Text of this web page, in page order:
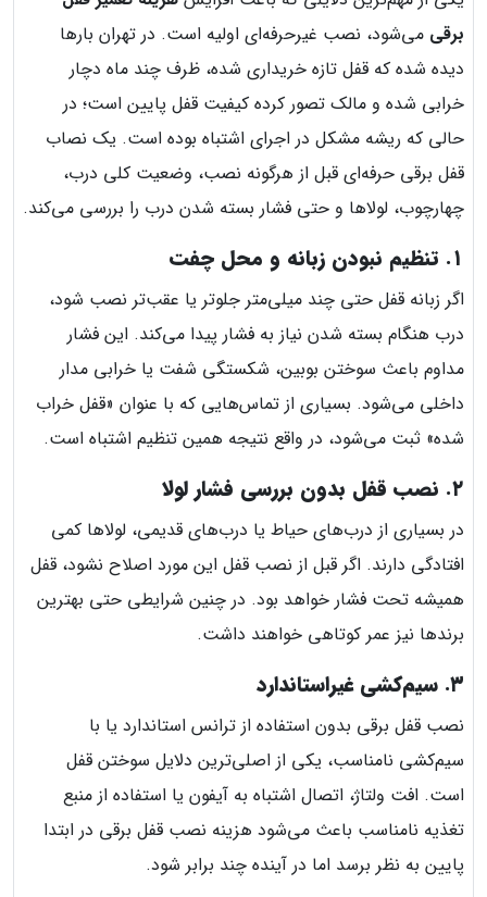
برقی می‌شود، نصب غیرحرفه‌ای اولیه است. در تهران بارها
دیده شده که قفل تازه خریداری شده، ظرف چند ماه دچار
خرابی شده و مالک تصور کرده کیفیت قفل پایین است؛ در
حالی‌ که ریشه مشکل در اجرای اشتباه بوده است. یک نصاب
قفل برقی حرفه‌ای قبل از هرگونه نصب، وضعیت کلی درب،
چهارچوب، لولاها و حتی فشار بسته شدن درب را بررسی می‌کند.
۱. تنظیم نبودن زبانه و محل چفت
اگر زبانه قفل حتی چند میلی‌متر جلوتر یا عقب‌تر نصب شود،
درب هنگام بسته شدن نیاز به فشار پیدا می‌کند. این فشار
مداوم باعث سوختن بوبین، شکستگی شفت یا خرابی مدار
داخلی می‌شود. بسیاری از تماس‌هایی که با عنوان «قفل خراب
شده» ثبت می‌شود، در واقع نتیجه همین تنظیم اشتباه است.
۲. نصب قفل بدون بررسی فشار لولا
در بسیاری از درب‌های حیاط یا درب‌های قدیمی، لولاها کمی
افتادگی دارند. اگر قبل از نصب قفل این مورد اصلاح نشود، قفل
همیشه تحت فشار خواهد بود. در چنین شرایطی حتی بهترین
برندها نیز عمر کوتاهی خواهند داشت.
۳. سیم‌کشی غیراستاندارد
نصب قفل برقی بدون استفاده از ترانس استاندارد یا با
سیم‌کشی نامناسب، یکی از اصلی‌ترین دلایل سوختن قفل
است. افت ولتاژ، اتصال اشتباه به آیفون یا استفاده از منبع
تغذیه نامناسب باعث می‌شود هزینه نصب قفل برقی در ابتدا
پایین به نظر برسد اما در آینده چند برابر شود.